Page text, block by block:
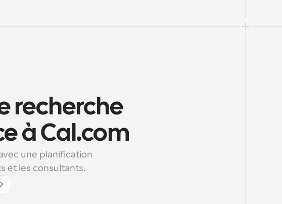
recherche
à Cal.com
une planification
et les consultants.